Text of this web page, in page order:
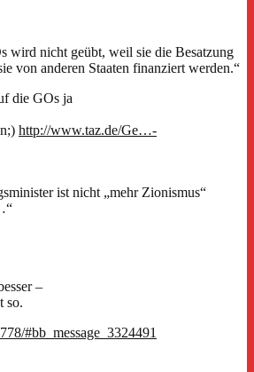
nicht geübt, weil sie die Besatzung
von anderen Staaten finanziert werden.“
die GOs ja
http://www.taz.de/Ge…-
ist nicht „mehr Zionismus“
–
so.
#bb_message_3324491